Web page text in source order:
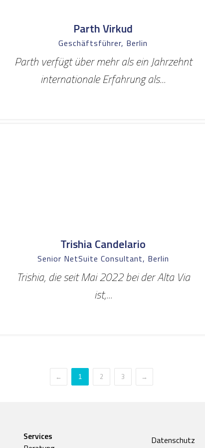
Parth Virkud
Geschäftsführer, Berlin
Parth verfügt über mehr als ein Jahrzehnt
internationale Erfahrung als...
Trishia Candelario
Senior NetSuite Consultant, Berlin
Trishia, die seit Mai 2022 bei der Alta Via
ist,...
← 1 2 3 →
Services
Datenschutz